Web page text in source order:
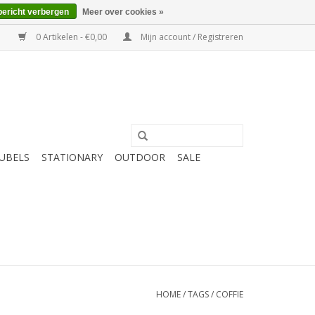
0 Artikelen - €0,00 Mijn account / Registreren
STATIONARY OUTDOOR
SALE
HOME/TAGS/ COFFIE
verbergen Meer over cookies »